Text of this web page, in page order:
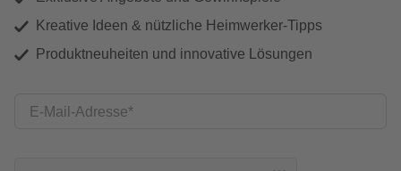
Kreative Ideen & nützliche Heimwerker-Tipps
Produktneuheiten und innovative Lösungen
E-Mail-Adresse